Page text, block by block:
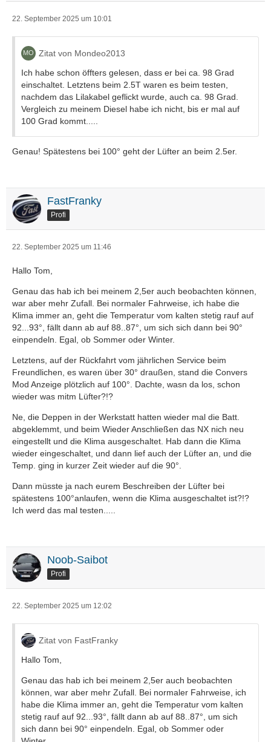
22. September 2025 um 10:01
Zitat von Mondeo2013
Ich habe schon öffters gelesen, dass er bei ca. 98 Grad
einschaltet. Letztens beim 2.5T waren es beim testen,
nachdem das Lilakabel geflickt wurde, auch ca. 98 Grad.
Vergleich zu meinem Diesel habe ich nicht, bis er mal auf
100 Grad kommt.....
Genau! Spätestens bei 100° geht der Lüfter an beim 2.5er.
FastFranky
Profi
22. September 2025 um 11:46
Hallo Tom,
Genau das hab ich bei meinem 2,5er auch beobachten können,
war aber mehr Zufall. Bei normaler Fahrweise, ich habe die
Klima immer an, geht die Temperatur vom kalten stetig rauf auf
92...93°, fällt dann ab auf 88..87°, um sich sich dann bei 90°
einpendeln. Egal, ob Sommer oder Winter.
Letztens, auf der Rückfahrt vom jährlichen Service beim
Freundlichen, es waren über 30° draußen, stand die Convers
Mod Anzeige plötzlich auf 100°. Dachte, wasn da los, schon
wieder was mitm Lüfter?!?
Ne, die Deppen in der Werkstatt hatten wieder mal die Batt.
abgeklemmt, und beim Wieder Anschließen das NX nich neu
eingestellt und die Klima ausgeschaltet. Hab dann die Klima
wieder eingeschaltet, und dann lief auch der Lüfter an, und die
Temp. ging in kurzer Zeit wieder auf die 90°.
Dann müsste ja nach eurem Beschreiben der Lüfter bei
spätestens 100°anlaufen, wenn die Klima ausgeschaltet ist?!?
Ich werd das mal testen.....
Noob-Saibot
Profi
22. September 2025 um 12:02
Zitat von FastFranky
Hallo Tom,
Genau das hab ich bei meinem 2,5er auch beobachten
können, war aber mehr Zufall. Bei normaler Fahrweise, ich
habe die Klima immer an, geht die Temperatur vom kalten
stetig rauf auf 92...93°, fällt dann ab auf 88..87°, um sich
sich dann bei 90° einpendeln. Egal, ob Sommer oder